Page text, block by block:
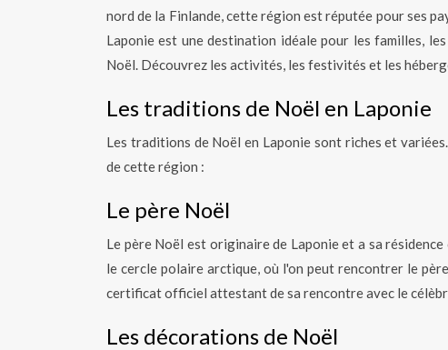
nord de la Finlande, cette région est réputée pour ses
Laponie est une destination idéale pour les familles,
Noël. Découvrez les activités, les festivités et les
Les traditions de Noël en Laponie
Les traditions de Noël en Laponie sont riches et
de cette région :
Le père Noël
Le père Noël est originaire de Laponie et a sa
le cercle polaire arctique, où l'on peut rencontrer le
certificat officiel attestant de sa rencontre avec le
Les décorations de Noël